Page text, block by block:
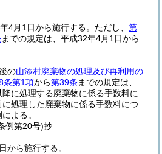
4月1日から施行する。 ただし、 第
までの規定は、平成32年4月1日から
の山添村廃棄物の処理及び再利用の
条第1項から第39条 までの規定は、
に処理する廃棄物に係る手数料に
処理した廃棄物に係る手数料につ
よる。
例第20号)抄
から施行する。